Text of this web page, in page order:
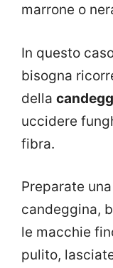
marrone o
In questo
bisogna
della
uccidere
fibra.
Preparate
candeggina,
le macchie
pulito,